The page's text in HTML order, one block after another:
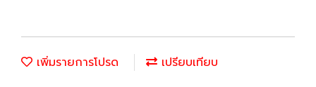
เพิ่มรายการโปรด
เปรียบเทียบ